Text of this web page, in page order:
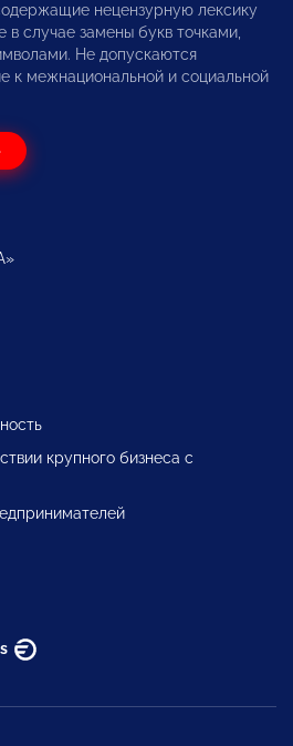
нецензурную лексику
случае замены букв точками,
Не допускаются
к межнациональной и социальной
крупного бизнеса с